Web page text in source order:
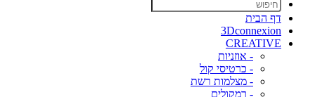
דף הבית
3Dconnexion
CREATIVE
- אוזניות
- כרטיסי קול
- מצלמות רשת
- רמקולים